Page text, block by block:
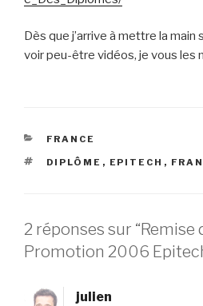
Dès que j’arrive à mettre la
voir peu-être vidéos, je vous les
CATÉGORIES
FRANCE
ÉTIQUETTES
DIPLÔME , EPITECH ,
2 réponses sur “Remise
Promotion 2006
julien